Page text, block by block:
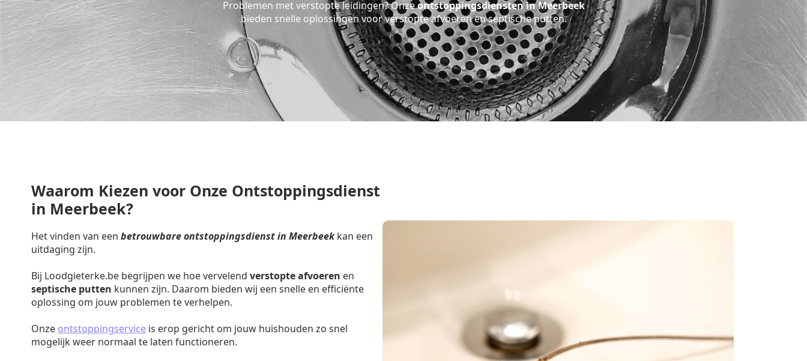
Problemen met verstopte leidingen? Onzeontstoppingsdiensten in Meerbeek
bieden snelle oplossingen voor verstopte afvoeren en septische putten.
Waarom Kiezen voor Onze Ontstoppingsdienst
in Meerbeek?
Het vinden van een betrouwbare ontstoppingsdienst in Meerbeekkan een
uitdaging zijn.
Bij Loodgieterke.be begrijpen we hoe vervelend verstopte afvoeren en
septische putten kunnen zijn. Daarom bieden wij een snelle en efficiënte
oplossing om jouw problemen te verhelpen.
Onze ontstoppingservice is erop gericht om jouw huishouden zo snel
mogelijk weer normaal te laten functioneren.